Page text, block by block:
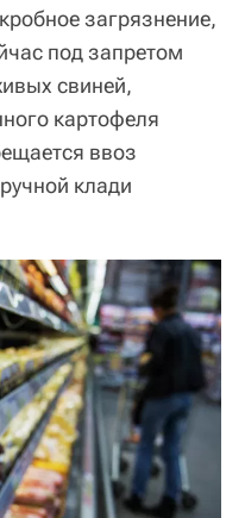
загрязнение,
под запретом
свиней,
картофеля
ввоз
клади